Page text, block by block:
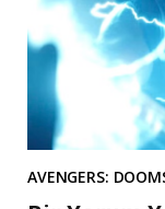
AVENGERS: